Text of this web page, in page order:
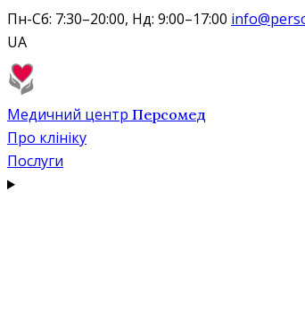
Пн-Сб: 7:30–20:00, Нд: 9:00–17:00
UA
Медичний центр Персомед
Про клініку
Послуги